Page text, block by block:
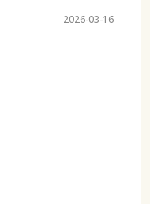
2026-03-16